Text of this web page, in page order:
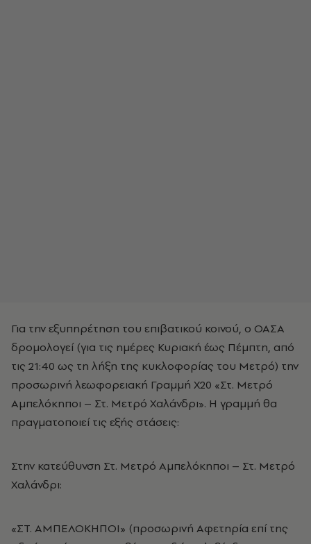
Για την εξυπηρέτηση του επιβατικού κοινού, ο ΟΑΣΑ
δρομολογεί (για τις ημέρες Κυριακή έως Πέμπτη, από
τις 21:40 ως τη λήξη της κυκλοφορίας του Μετρό) την
προσωρινή λεωφορειακή Γραμμή Χ20 «Στ. Μετρό
Αμπελόκηποι – Στ. Μετρό Χαλάνδρι». Η γραμμή θα
πραγματοποιεί τις εξής στάσεις:
Στην κατεύθυνση Στ. Μετρό Αμπελόκηποι – Στ. Μετρό
Χαλάνδρι:
«ΣΤ. ΑΜΠΕΛΟΚΗΠΟΙ» (προσωρινή Αφετηρία επί της